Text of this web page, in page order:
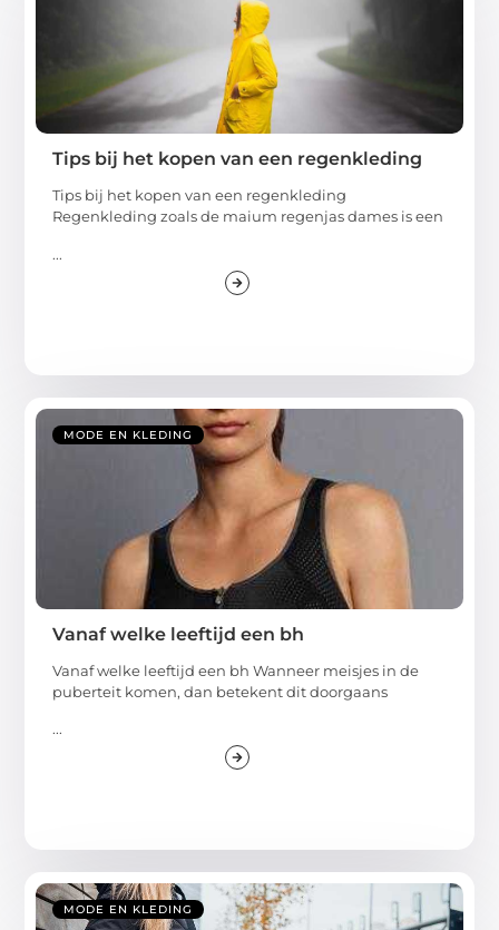
Tips bij het kopen van een regenkleding
Tips bij het kopen van een regenkleding
Regenkleding zoals de maium regenjas dames is een
...
MODE EN KLEDING
Vanaf welke leeftijd een bh
Vanaf welke leeftijd een bh Wanneer meisjes in de
puberteit komen, dan betekent dit doorgaans
...
MODE EN KLEDING